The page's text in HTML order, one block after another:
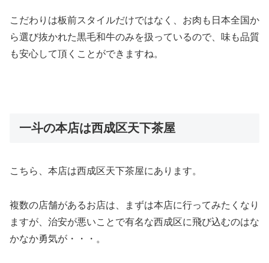
こだわりは板前スタイルだけではなく、お肉も日本全国か
ら選び抜かれた黒毛和牛のみを扱っているので、味も品質
も安心して頂くことができますね。
一斗の本店は西成区天下茶屋
こちら、本店は西成区天下茶屋にあります。
複数の店舗があるお店は、まずは本店に行ってみたくなり
ますが、治安が悪いことで有名な西成区に飛び込むのはな
かなか勇気が・・・。